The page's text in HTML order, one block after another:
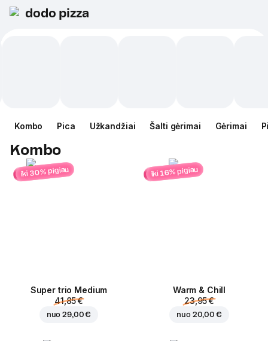
dodo pizza
Kombo Pica Užkandžiai Šalti gėrimai Gėrimai
Kombo
iki 30% pigiau
Super trio Medium
41,85 €
nuo29,00 €
iki 16% pigiau
Warm & Chill
23,95 €
nuo 20,00 €